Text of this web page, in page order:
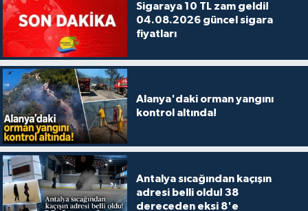
Sigaraya 10 TL zam geldi!
04.08.2026 güncel sigara
fiyatları
Alanya'daki orman yangını
kontrol altında!
Antalya sıcağından kaçışın
adresi belli oldu! 38
dereceden eksi 8'e